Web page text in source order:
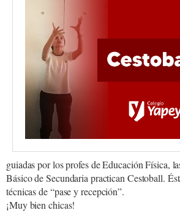
guiadas por los profes de Educación Física,
Básico de Secundaria practican Cestoball.
técnicas de “pase y recepción”.
¡Muy bien chicas!